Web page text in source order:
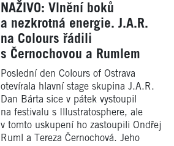
NAŽIVO: Vlnění boků
a nezkrotná energie. J.A.R.
na Colours řádili
s Černochovou a Rumlem
Poslední den Colours of Ostrava
otevírala hlavní stage skupina J.A.R.
Dan Bárta sice v pátek vystoupil
na festivalu s Illustratosphere, ale
v tomto uskupení ho zastoupili Ondřej
Ruml a Tereza Černochová. Jeho